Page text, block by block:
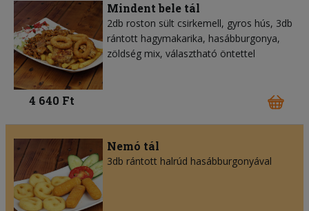
Mindent bele tál
2db roston sült csirkemell, gyros hús, 3db
rántott hagymakarika, hasábburgonya,
zöldség mix, választható öntettel
4 640 Ft
Nemó tál
3db rántott halrúd hasábburgonyával